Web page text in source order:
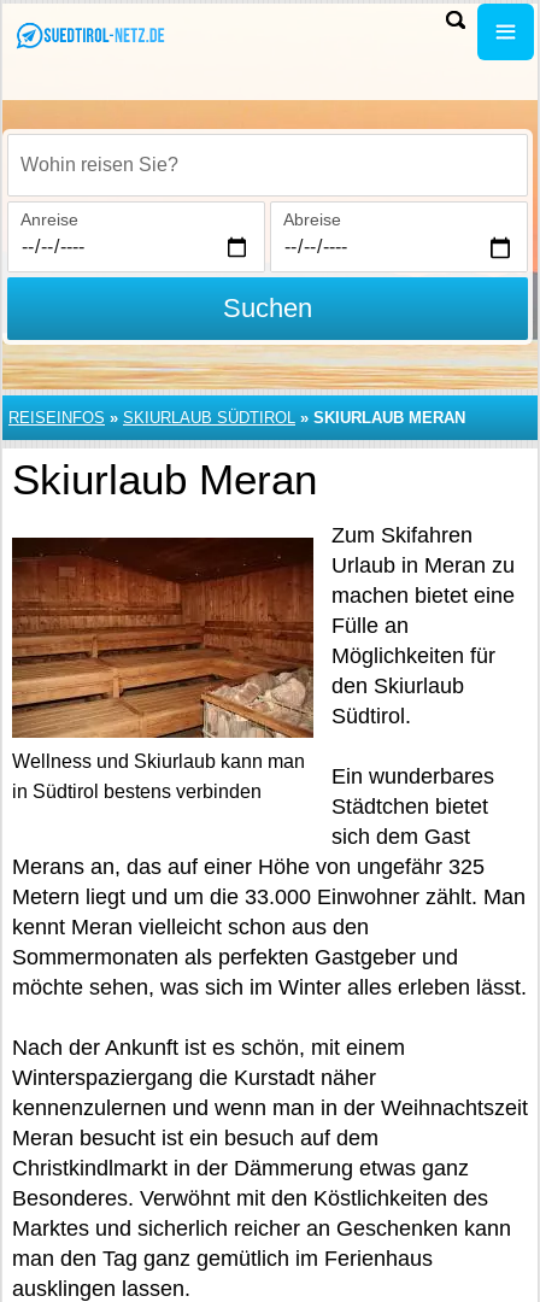
Wohin reisen Sie?
Anreise Abreise
Suchen
REISEINFOS » SKIURLAUB SÜDTIROL » SKIURLAUB MERAN
Skiurlaub Meran
Wellness und Skiurlaub kann man
in Südtirol bestens verbinden
Zum Skifahren
Urlaub in Meran zu
machen bietet eine
Fülle an
Möglichkeiten für
den Skiurlaub
Südtirol.
Ein wunderbares
Städtchen bietet
sich dem Gast
Merans an, das auf einer Höhe von ungefähr 325
Metern liegt und um die 33.000 Einwohner zählt. Man
kennt Meran vielleicht schon aus den
Sommermonaten als perfekten Gastgeber und
möchte sehen, was sich im Winter alles erleben lässt.
Nach der Ankunft ist es schön, mit einem
Winterspaziergang die Kurstadt näher
kennenzulernen und wenn man in der Weihnachtszeit
Meran besucht ist ein besuch auf dem
Christkindlmarkt in der Dämmerung etwas ganz
Besonderes. Verwöhnt mit den Köstlichkeiten des
Marktes und sicherlich reicher an Geschenken kann
man den Tag ganz gemütlich im Ferienhaus
ausklingen lassen.